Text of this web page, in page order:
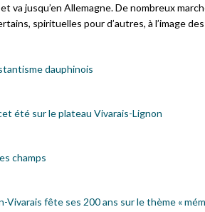
va jusqu’en Allemagne. De nombreux
spirituelles pour d’autres, à l’image
dauphinois
été sur le plateau Vivarais-Lignon
champs
fête ses 200 ans sur le thème «